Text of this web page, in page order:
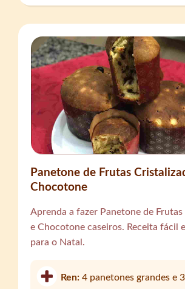
Panetone de Frutas
Chocotone
Aprenda a fazer Panetone de
e Chocotone caseiros. Receita fácil
para o Natal.
Ren:4 panetones grandes e